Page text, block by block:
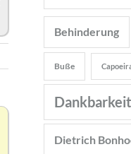
Behinderung
Buße
Dankbarkeit
Dietrich